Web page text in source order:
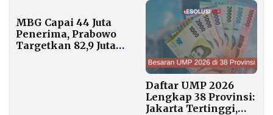
MBG Capai 44 Juta
Penerima, Prabowo
Targetkan 82,9 Juta
Daftar UMP 2026
Lengkap 38 Provinsi:
Jakarta Tertinggi,